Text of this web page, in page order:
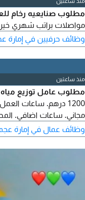
مواصلات براتب شهري
وظائف حرفيين في إمارة
منذ ساعتين
مجاني. ساعات اضافي.
وظائف عمال في إمارة